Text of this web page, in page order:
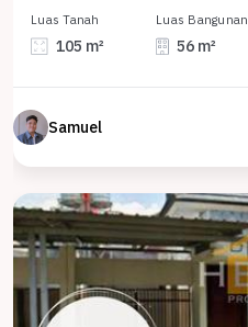
Luas Tanah
105 m²
Luas Bangunan
56 m²
Samuel